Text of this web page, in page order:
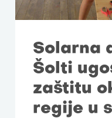
Solarna
Šolti
zaštitu
regije u